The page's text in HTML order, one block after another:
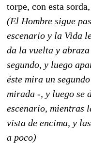
torpe, con esta
(El Hombre sigue
escenario y la Vida
da la vuelta y
segundo, y luego
éste mira un
mirada -, y luego se
escenario, mientras
vista de encima, y
a poco)